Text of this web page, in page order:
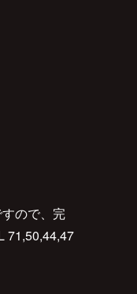
ので、完
71,50,44,47